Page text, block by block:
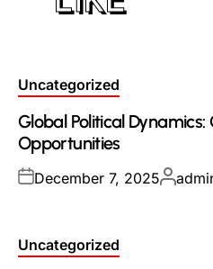
Posted
Uncategorized
Global Political
Opportunities
Posted
December 7, 2025Posted
Posted
Uncategorized